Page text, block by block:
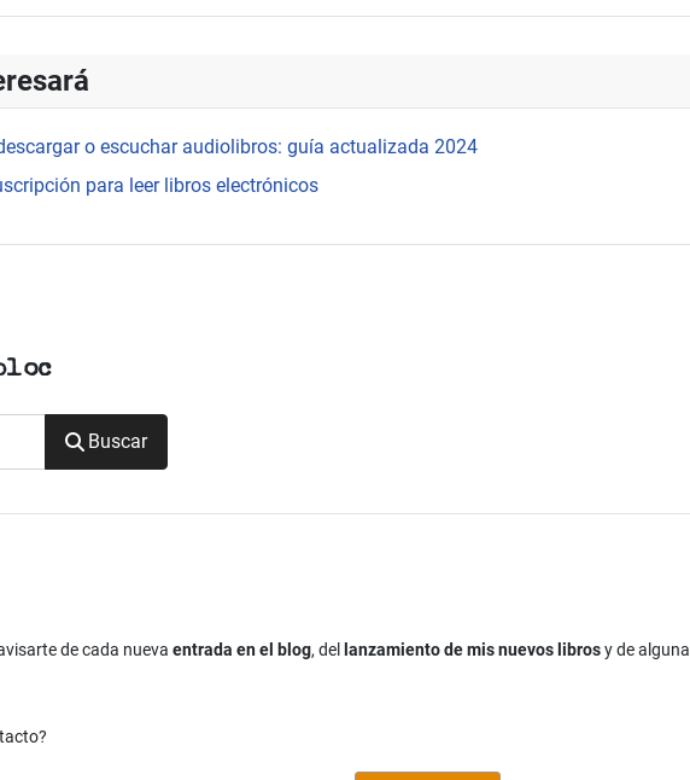
o escuchar audiolibros: guía actualizada 2024
para leer libros electrónicos
Buscar
de cada nueva entrada en el blog, del lanzamiento de mis nuevos librosy de alguna